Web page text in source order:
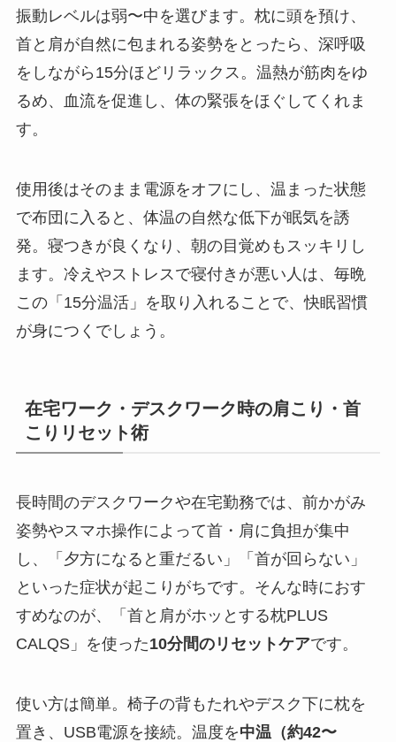
振動レベルは弱〜中を選びます。枕に頭を預け、
首と肩が自然に包まれる姿勢をとったら、深呼吸
をしながら15分ほどリラックス。温熱が筋肉をゆ
るめ、血流を促進し、体の緊張をほぐしてくれま
す。
使用後はそのまま電源をオフにし、温まった状態
で布団に入ると、体温の自然な低下が眠気を誘
発。寝つきが良くなり、朝の目覚めもスッキリし
ます。冷えやストレスで寝付きが悪い人は、毎晩
この「15分温活」を取り入れることで、快眠習慣
が身につくでしょう。
在宅ワーク・デスクワーク時の肩こり・首
こりリセット術
長時間のデスクワークや在宅勤務では、前かがみ
姿勢やスマホ操作によって首・肩に負担が集中
し、「夕方になると重だるい」「首が回らない」
といった症状が起こりがちです。そんな時におす
すめなのが、「首と肩がホッとする枕PLUS
CALQS」を使った10分間のリセットケアです。
使い方は簡単。椅子の背もたれやデスク下に枕を
置き、USB電源を接続。温度を中温（約42〜